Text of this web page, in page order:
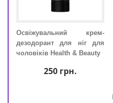
Освіжувальний крем-
дезодорант для ніг для
чоловіків Health & Beauty
250грн.